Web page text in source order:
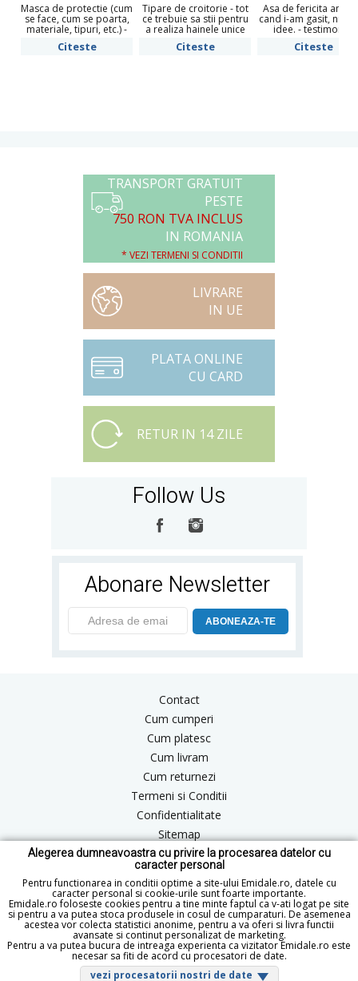
Alegerea dumneavoastra cu privire la procesarea datelor cu
caracter personal
Pentru functionarea in conditii optime a site-ului Emidale.ro, datele cu
caracter personal si cookie-urile sunt foarte importante.
Emidale.ro foloseste cookies pentru a tine minte faptul ca v-ati logat pe site
si pentru a va putea stoca produsele in cosul de cumparaturi. De asemenea
acestea vor colecta statistici anonime, pentru a va oferi si livra functii
avansate si continut personalizat de marketing.
Pentru a va putea bucura de intreaga experienta ca vizitator Emidale.ro este
necesar sa fiti de acord cu procesatori de date.
vezi procesatorii nostri de date
Masca de protectie (cum
se face, cum se poarta,
materiale, tipuri, etc.) -
Informatii utile pentru
cetatenii responsabili!
Citeste
Tipare de croitorie - tot
ce trebuie sa stii pentru
a realiza hainele unice
pe care ti le doresti
Citeste
Asa de fericita am
cand i-am gasit, nu
idee. - testimonial
Alexandra Druta
Citeste
TRANSPORT GRATUIT
PESTE
750 RON TVA INCLUS
IN ROMANIA
* VEZI TERMENI SI CONDITII
LIVRARE
IN UE
PLATA ONLINE
CU CARD
RETUR IN 14 ZILE
Follow Us
Abonare Newsletter
ABONEAZA-TE
Contact
Cum cumperi
Cum platesc
Cum livram
Cum returnezi
Termeni si Conditii
Confidentialitate
Sitemap
Blog
ANPC
office@emidale.ro
© Copyright 2015 - 2026 emidale.ro